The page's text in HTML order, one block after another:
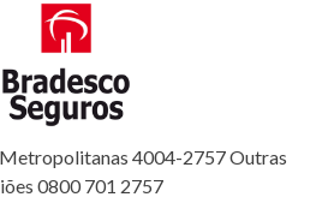
4004-2757 Outras
0800 701 2757